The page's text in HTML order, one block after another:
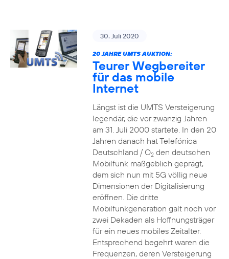
30. Juli 2020
20 JAHRE UMTS AUKTION:
Teurer Wegbereiter
für das mobile
Internet
Längst ist die UMTS Versteigerung
legendär, die vor zwanzig Jahren
am 31. Juli 2000 startete. In den 20
Jahren danach hat Telefónica
Deutschland / O2den deutschen
Mobilfunk maßgeblich geprägt,
dem sich nun mit 5G völlig neue
Dimensionen der Digitalisierung
eröffnen. Die dritte
Mobilfunkgeneration galt noch vor
zwei Dekaden als Hoffnungsträger
für ein neues mobiles Zeitalter.
Entsprechend begehrt waren die
Frequenzen, deren Versteigerung